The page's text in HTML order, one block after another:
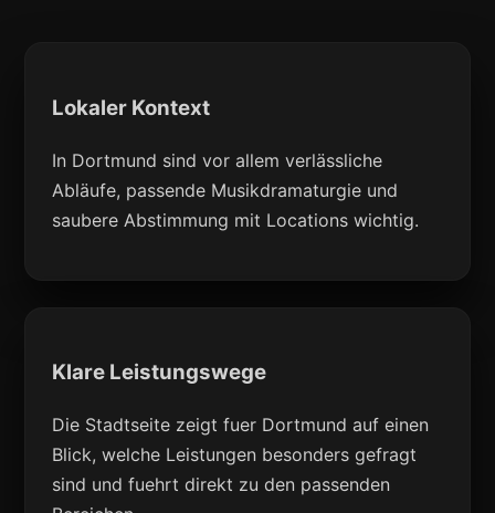
Lokaler Kontext
In Dortmund sind vor allem verlässliche
Abläufe, passende Musikdramaturgie und
saubere Abstimmung mit Locations wichtig.
Klare Leistungswege
Die Stadtseite zeigt fuer Dortmund auf einen
Blick, welche Leistungen besonders gefragt
sind und fuehrt direkt zu den passenden